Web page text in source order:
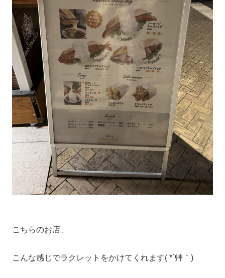
こちらのお店、
こんな感じでラクレットをかけてくれます( *´艸｀)